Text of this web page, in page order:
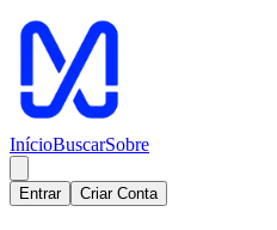
InícioBuscarSobre
Entrar Criar Conta